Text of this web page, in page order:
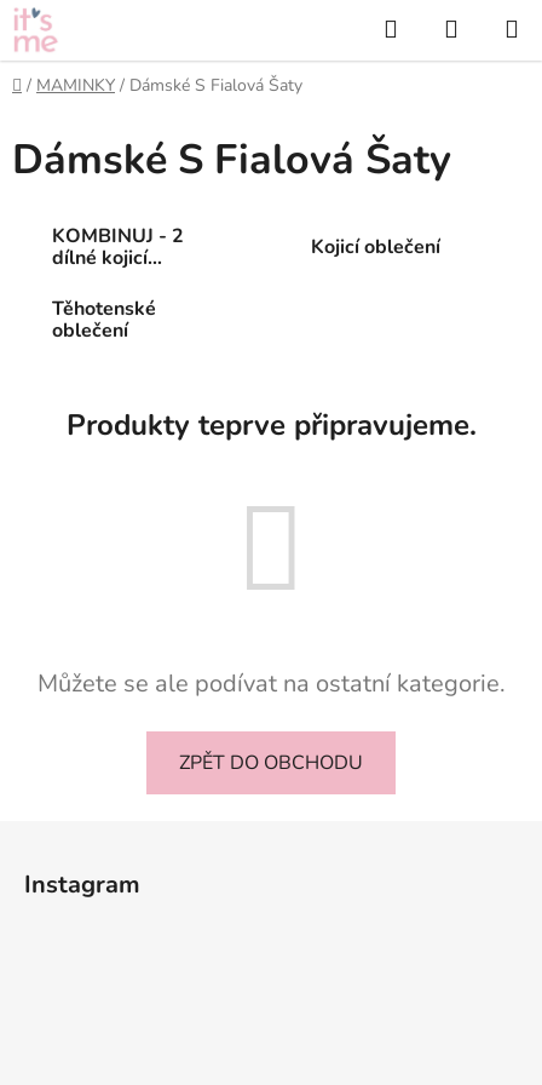
Přejít
na
obsah
Hledat
KOŠÍK
Domů
/ MAMINKY / Dámské S Fialová Šaty
Dámské S Fialová Šaty
KOMBINUJ - 2
dílné kojicí
Kojicí oblečení
Těhotenské
oblečení
Produkty teprve připravujeme.
Můžete se ale podívat na ostatní kategorie.
ZPĚT DO OBCHODU
Instagram